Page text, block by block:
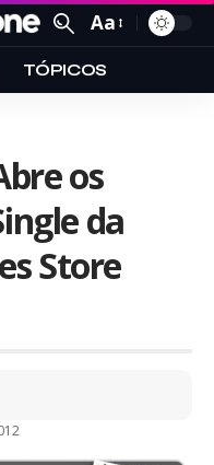
Aa
TÓPICOS
os
da
Store